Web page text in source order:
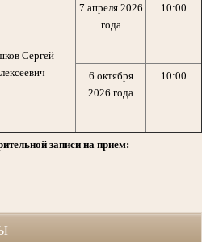
Сергей
7 апреля 2026
года
10:00
6 октября
2026 года
10:00
записи на прием: